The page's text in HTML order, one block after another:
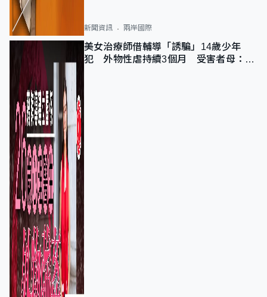
新聞資訊 兩岸國際
美女治療師借輔導「誘騙」14歲少年
犯 外物性虐持續3個月 受害者母：要